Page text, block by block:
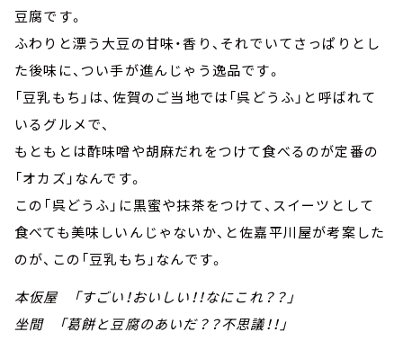
豆腐です。
ふわりと漂う大豆の甘味・香り、それでいてさっぱりとし
た後味に、つい手が進んじゃう逸品です。
「豆乳もち」は、佐賀のご当地では「呉どうふ」と呼ばれて
いるグルメで、
もともとは酢味噌や胡麻だれをつけて食べるのが定番の
「オカズ」なんです。
この「呉どうふ」に黒蜜や抹茶をつけて、スイーツとして
食べても美味しいんじゃないか、と佐嘉平川屋が考案した
のが、この「豆乳もち」なんです。
本仮屋 「すごい！おいしい！！なにこれ？？」
坐間 「葛餅と豆腐のあいだ？？不思議！！」